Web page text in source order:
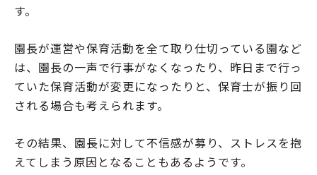
す。
園長が運営や保育活動を全て取り仕切っている園など
は、園長の一声で行事がなくなったり、昨日まで行っ
ていた保育活動が変更になったりと、保育士が振り回
される場合も考えられます。
その結果、園長に対して不信感が募り、ストレスを抱
えてしまう原因となることもあるようです。